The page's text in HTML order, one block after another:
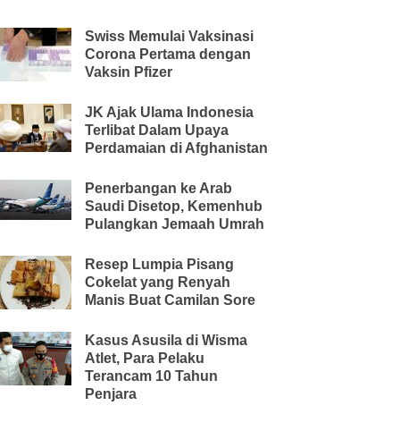
Swiss Memulai Vaksinasi
Corona Pertama dengan
Vaksin Pfizer
JK Ajak Ulama Indonesia
Terlibat Dalam Upaya
Perdamaian di Afghanistan
Penerbangan ke Arab
Saudi Disetop, Kemenhub
Pulangkan Jemaah Umrah
Resep Lumpia Pisang
Cokelat yang Renyah
Manis Buat Camilan Sore
Kasus Asusila di Wisma
Atlet, Para Pelaku
Terancam 10 Tahun
Penjara